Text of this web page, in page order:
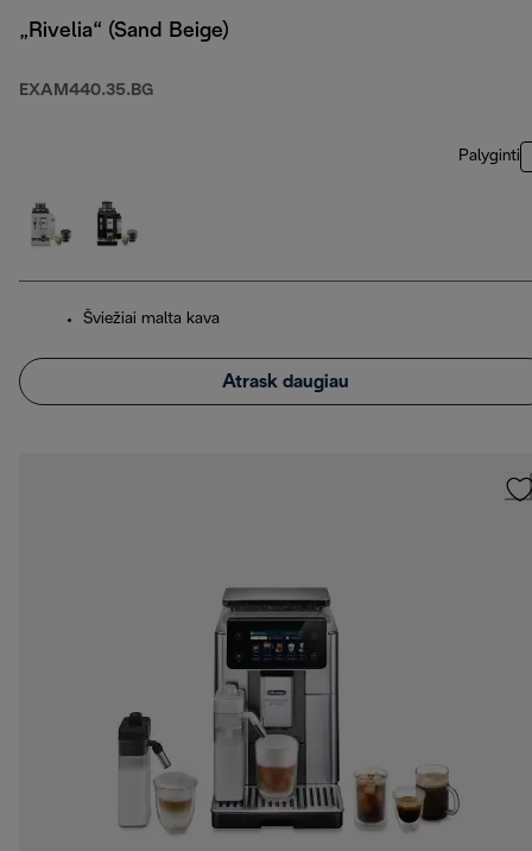
„Rivelia“ (Sand Beige)
EXAM440.35.BG
Palyginti
Šviežiai malta kava
Atrask daugiau